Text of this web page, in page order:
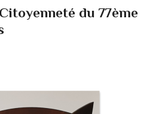
du 77ème